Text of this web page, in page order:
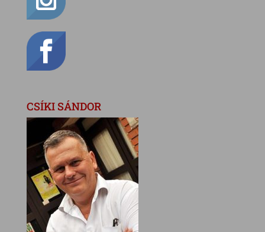
CSÍKI SÁNDOR